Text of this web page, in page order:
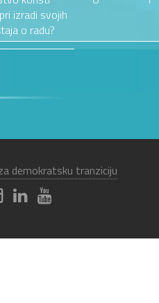
izradi svojih
o radu?
demokratsku tranziciju